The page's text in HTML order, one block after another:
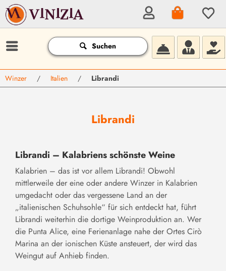
Suchen
Winzer / Italien / Librandi
Librandi
Librandi – Kalabriens schönste Weine
Kalabrien – das ist vor allem Librandi! Obwohl
mittlerweile der eine oder andere Winzer in Kalabrien
umgedacht oder das vergessene Land an der
„italienischen Schuhsohle“ für sich entdeckt hat, führt
Librandi weiterhin die dortige Weinproduktion an. Wer
die Punta Alice, eine Ferienanlage nahe der Ortes Cirò
Marina an der ionischen Küste ansteuert, der wird das
Weingut auf Anhieb finden.